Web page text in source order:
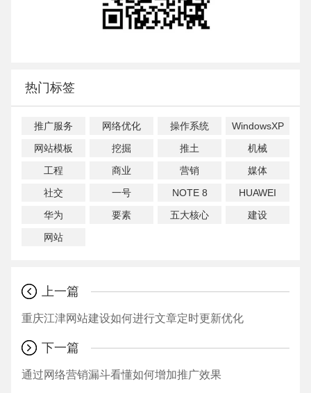
热门标签
推广服务 网络优化 操作系统
WindowsXP
网站模板
挖掘 推土
机械
工程
商业 营销
媒体
社交
一号 NOTE 8
HUAWEI
华为
要素 五大核心
建设
网站
上一篇
重庆江津网站建设如何进行文章定时更新优化
下一篇
通过网络营销漏斗看懂如何增加推广效果